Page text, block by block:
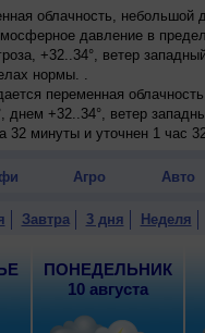
облачность, небольшой
давление в
+32..34°, ветер
нормы. .
переменная
днем +32..34°, ветер
переменная
облачность, сильный
32 минуты и уточнен 1 час
Агро Авто
Завтра 3 дня Неделя
ПОНЕДЕЛЬНИК
10 августа